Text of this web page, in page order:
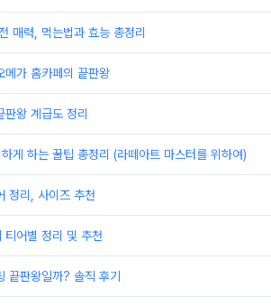
매력, 먹는법과 효능 총정리
메가 홈카페의 끝판왕
왕 계급도 정리
게 하는 꿀팁 총정리 (라떼아트 마스터를 위하여)
정리, 사이즈 추천
티어별 정리 및 추천
끝판왕일까? 솔직 후기